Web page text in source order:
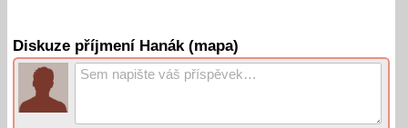
Diskuze příjmení Hanák (mapa)